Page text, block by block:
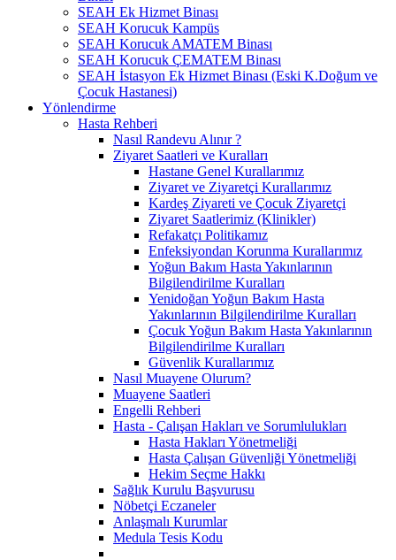
SEAH Ek Hizmet Binası
SEAH Korucuk Kampüs
SEAH Korucuk AMATEM Binası
SEAH Korucuk ÇEMATEM Binası
SEAH İstasyon Ek Hizmet Binası (Eski K.Doğum ve
Çocuk Hastanesi)
Yönlendirme
Hasta Rehberi
Nasıl Randevu Alınır ?
Ziyaret Saatleri ve Kuralları
Hastane Genel Kurallarımız
Ziyaret ve Ziyaretçi Kurallarımız
Kardeş Ziyareti ve Çocuk Ziyaretçi
Ziyaret Saatlerimiz (Klinikler)
Refakatçı Politikamız
Enfeksiyondan Korunma Kurallarımız
Yoğun Bakım Hasta Yakınlarının
Bilgilendirilme Kuralları
Yenidoğan Yoğun Bakım Hasta
Yakınlarının Bilgilendirilme Kuralları
Çocuk Yoğun Bakım Hasta Yakınlarının
Bilgilendirilme Kuralları
Güvenlik Kurallarımız
Nasıl Muayene Olurum?
Muayene Saatleri
Engelli Rehberi
Hasta - Çalışan Hakları ve Sorumlulukları
Hasta Hakları Yönetmeliği
Hasta Çalışan Güvenliği Yönetmeliği
Hekim Seçme Hakkı
Sağlık Kurulu Başvurusu
Nöbetçi Eczaneler
Anlaşmalı Kurumlar
Medula Tesis Kodu